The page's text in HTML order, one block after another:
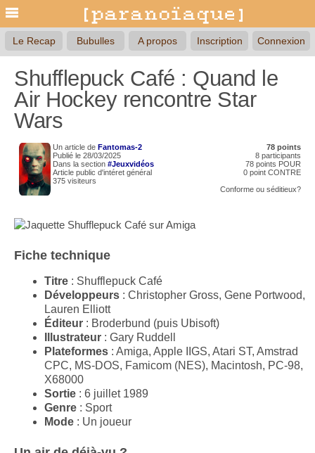
Le Recap Bubulles A propos Inscription Connexion
Shufflepuck Café : Quand le
Air Hockey rencontre Star
Wars
Un article de Fantomas-2
Publié le 28/03/2025
Dans la section #Jeuxvidéos
Article public d'intéret général
375 visiteurs
78 points
8 participants
78 points POUR
0 point CONTRE
Conforme ou séditieux?
Fiche technique
Titre : Shufflepuck Café
Développeurs : Christopher Gross, Gene Portwood,
Lauren Elliott
Éditeur : Broderbund (puis Ubisoft)
Illustrateur : Gary Ruddell
Plateformes : Amiga, Apple IIGS, Atari ST, Amstrad
CPC, MS-DOS, Famicom (NES), Macintosh, PC-98,
X68000
Sortie : 6 juillet 1989
Genre : Sport
Mode : Un joueur